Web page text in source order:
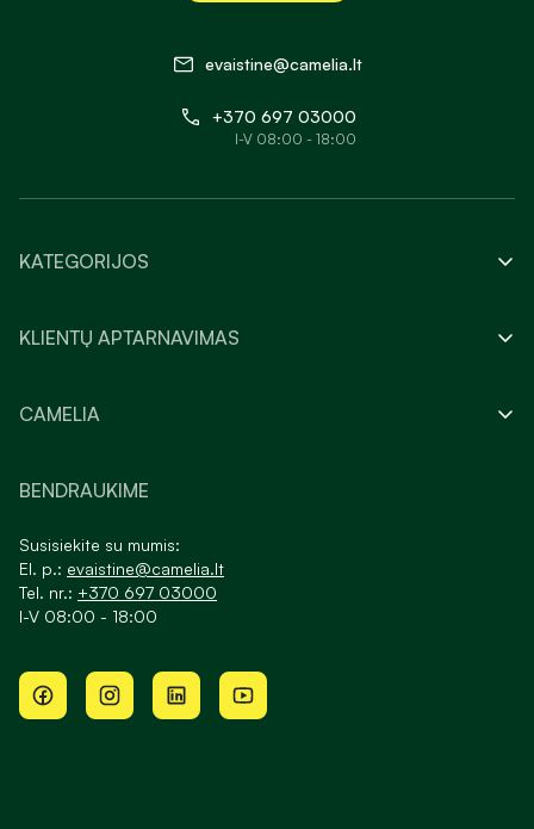
evaistine@camelia.lt
+370 697 03000
I-V 08:00 - 18:00
KATEGORIJOS
KLIENTŲ APTARNAVIMAS
CAMELIA
BENDRAUKIME
Susisiekite su mumis:
El. p.: evaistine@camelia.lt
Tel. nr.: +370 697 03000
I-V 08:00 - 18:00